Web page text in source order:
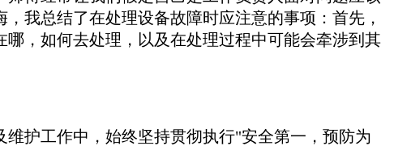
我总结了在处理设备故障时应注意的事项：首先，
，如何去处理，以及在处理过程中可能会牵涉到其
护工作中，始终坚持贯彻执行"安全第一，预防为